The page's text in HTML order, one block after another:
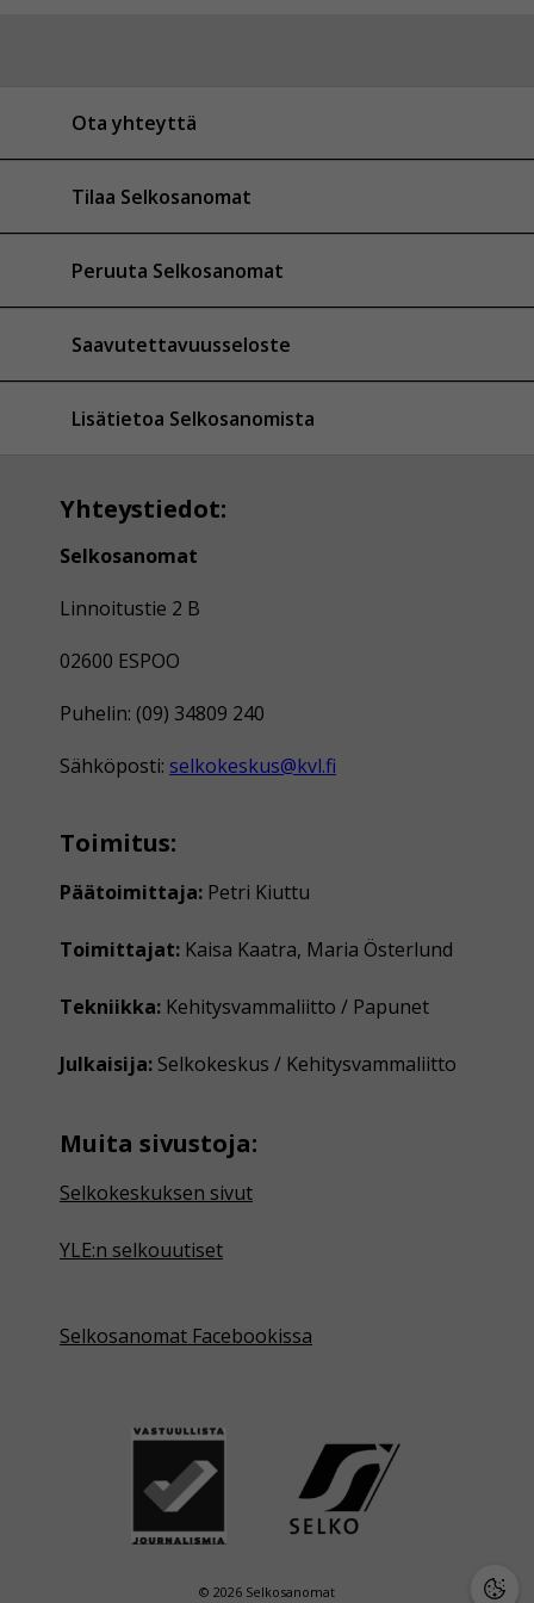
Ota yhteyttä
Tilaa Selkosanomat
Peruuta Selkosanomat
Saavutettavuusseloste
Lisätietoa Selkosanomista
Yhteystiedot:
Selkosanomat
Linnoitustie 2 B
02600 ESPOO
Puhelin: (09) 34809 240
Sähköposti: selkokeskus@kvl.fi
Toimitus:
Päätoimittaja: Petri Kiuttu
Toimittajat: Kaisa Kaatra, Maria Österlund
Tekniikka: Kehitysvammaliitto / Papunet
Julkaisija: Selkokeskus / Kehitysvammaliitto
Muita sivustoja:
Selkokeskuksen sivut
YLE:n selkouutiset
Selkosanomat Facebookissa
© 2026 Selkosanomat